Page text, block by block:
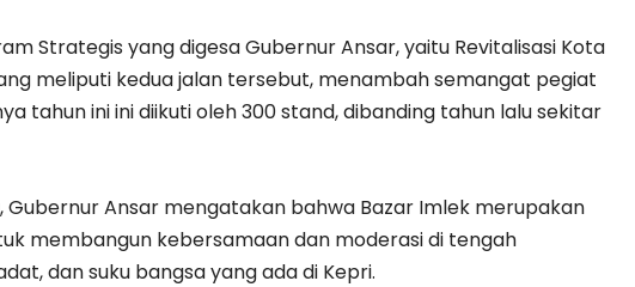
Strategis yang digesa Gubernur Ansar, yaitu Revitalisasi Kota
meliputi kedua jalan tersebut, menambah semangat pegiat
tahun ini ini diikuti oleh 300 stand, dibanding tahun lalu sekitar
Gubernur Ansar mengatakan bahwa Bazar Imlek merupakan
membangun kebersamaan dan moderasi di tengah
dan suku bangsa yang ada di Kepri.